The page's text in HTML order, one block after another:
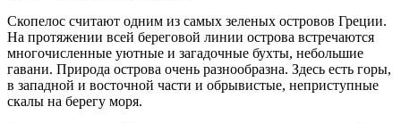
Скопелос считают одним из самых зеленых островов Греции.
На протяжении всей береговой линии острова встречаются
многочисленные уютные и загадочные бухты, небольшие
гавани. Природа острова очень разнообразна. Здесь есть горы,
в западной и восточной части и обрывистые, неприступные
скалы на берегу моря.